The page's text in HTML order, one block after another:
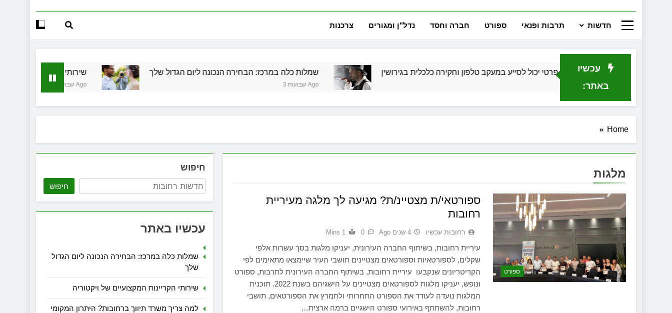
שמלות כלה במרכז: הבחירה הנכונה ליום הגדול שלך
למה צריך משרד תיווך ברחובות? היתרון המקומי שיכול לשנות עסקת נדל"ן
חדשות תרבות ופנאי ספורט חברה וחסד נדל"ן ומגורים צרכנות
עכשיו
באתר:
שמלות כלה במרכז: הבחירה הנכונה ליום הגדול שלך
3 שבועות Ago
שירותי הקריינות המקצועיים של
4 שבועות Ago
כיצד חוקר פרטי יכול לסייע במעקב טלפון וחקירה כלכלית בגירושין
Home
מלגות
ספורט
ספורטאי/ת מצטיינ/ת? מגיעה לך מלגה מעיריית
רחובות
‫רחובות עכשיו 4 שנים Ago 0
1 Mins
עיריית רחובות, בשיתוף החברה העירונית, יעניקו מלגות בסך עשרות אלפי
שקלים, לספורטאיות וספורטאים מצטיינים תושבי העיר שיימצאו מתאימים לפי
הקריטריונים שנקבעו עיריית רחובות, בשיתוף החברה העירונית לתרבות, ספורט
ונופש, יעניקו מלגות לספורטאים מצטיינים על הישגיהם בשנת 2022. תוכנית
המלגות נועדה לעודד את הספורט התחרותי ולתמרץ את הספורטאים, תושבי
רחובות, להשתתף באירועי ספורט הישגיים ברמה ארצית…
חיפוש
חיפוש
עכשיו באתר
שמלות כלה במרכז: הבחירה הנכונה ליום הגדול
שלך
שירותי הקריינות המקצועיים של ויקטוריה
למה צריך משרד תיווך ברחובות? היתרון המקומי